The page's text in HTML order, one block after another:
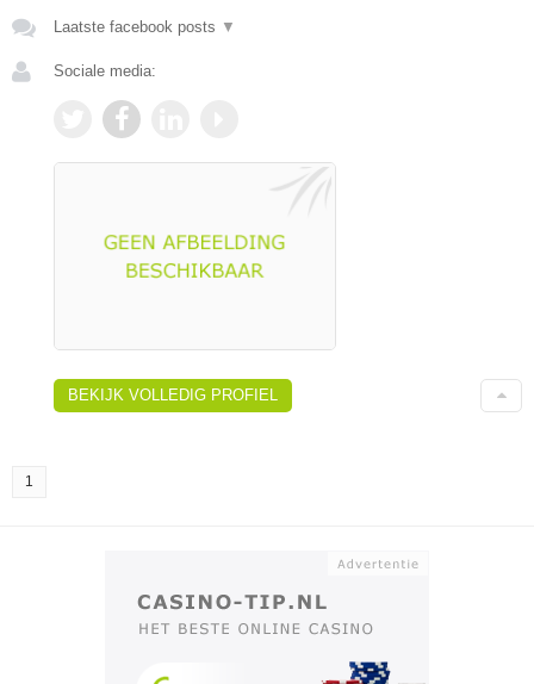
Laatste facebook posts ▼
Sociale media:
BEKIJK VOLLEDIG PROFIEL
1